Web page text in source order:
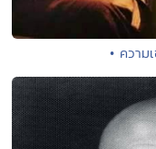
• ความ